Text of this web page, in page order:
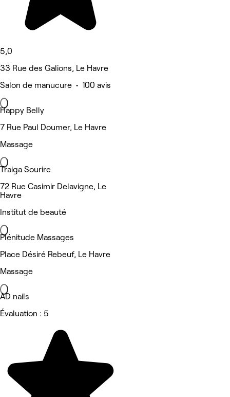
5,0
33 Rue des Galions, Le Havre
Salon de manucure • 100 avis
Happy Belly
7 Rue Paul Doumer, Le Havre
Massage
Traiga Sourire
72 Rue Casimir Delavigne, Le
Havre
Institut de beauté
Plénitude Massages
Place Désiré Rebeuf, Le Havre
Massage
AD nails
Évaluation : 5